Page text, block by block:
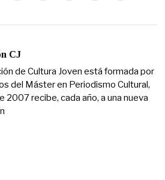
CJ
de Cultura Joven está formada por
del Máster en Periodismo Cultural,
2007 recibe, cada año, a una nueva